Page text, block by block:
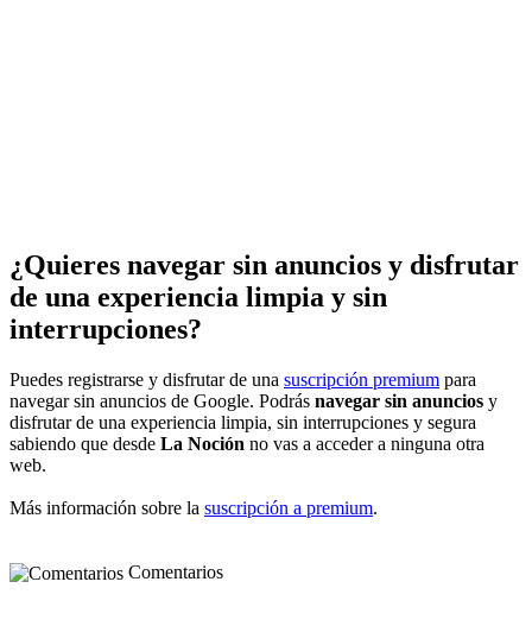
¿Quieres navegar sin anuncios y disfrutar
de una experiencia limpia y sin
interrupciones?
Puedes registrarse y disfrutar de una suscripción premium para
navegar sin anuncios de Google. Podrás navegar sin anuncios y
disfrutar de una experiencia limpia, sin interrupciones y segura
sabiendo que desde La Noción no vas a acceder a ninguna otra
web.
Más información sobre la suscripción a premium.
Comentarios